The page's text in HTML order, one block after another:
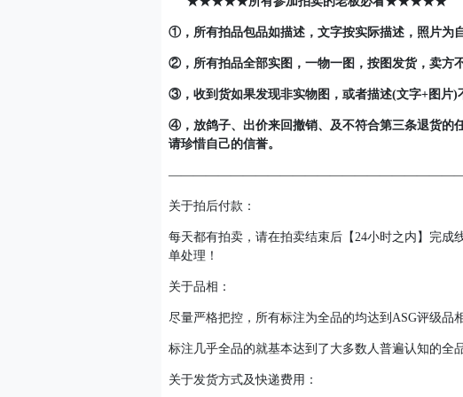
①，所有拍品包品如描述，文字按实际描述，照片为
②，所有拍品全部实图，一物一图，按图发货，卖方
③，收到货如果发现非实物图，或者描述(文字+图片)
④，放鸽子、出价来回撤销、及不符合第三条退货的
请珍惜自己的信誉。
关于拍后付款：
每天都有拍卖，请在拍卖结束后【24小时之内】完
单处理！
关于品相：
尽量严格把控，所有标注为全品的均达到ASG评级品
标注几乎全品的就基本达到了大多数人普遍认知的全品
关于发货方式及快递费用：